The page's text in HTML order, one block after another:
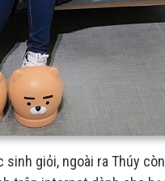
sinh giỏi, ngoài ra Thúy